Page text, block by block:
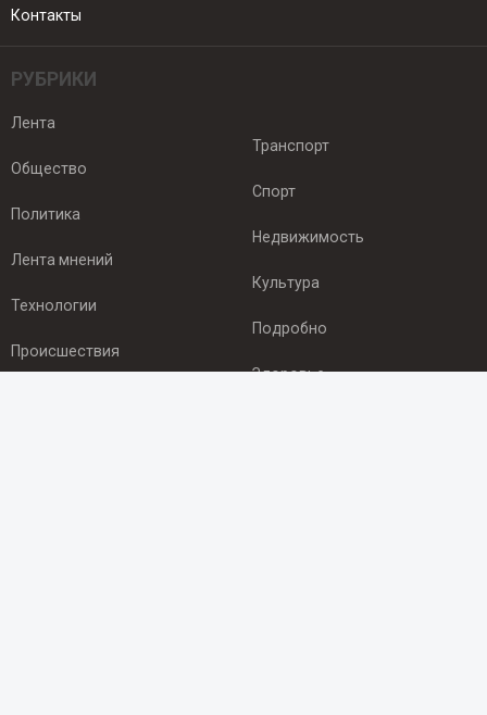
Контакты
РУБРИКИ
Лента
Общество
Политика
Лента мнений
Технологии
Происшествия
Транспорт
Спорт
Недвижимость
Культура
Подробно
Здоровье